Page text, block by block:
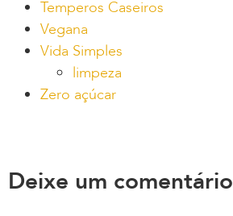
Temperos Caseiros
Vegana
Vida Simples
limpeza
Zero açúcar
Deixe um comentário